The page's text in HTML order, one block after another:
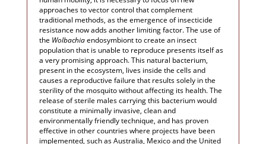
approaches to vector control that complement
traditional methods, as the emergence of insecticide
resistance now adds another limiting factor. The use of
the Wolbachiaendosymbiont to create an insect
population that is unable to reproduce presents itself as
a very promising approach. This natural bacterium,
present in the ecosystem, lives inside the cells and
causes a reproductive failure that results solely in the
sterility of the mosquito without affecting its health. The
release of sterile males carrying this bacterium would
constitute a minimally invasive, clean and
environmentally friendly technique, and has proven
effective in other countries where projects have been
implemented, such as Australia, Mexico and the United